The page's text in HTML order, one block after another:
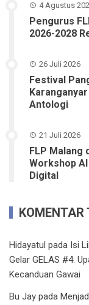
4 Agustus
Pengurus
2026-2028
26 Juli 2026
Festival
Antologi
21 Juli 2026
FLP Malang
Workshop
Digital
KOMENTAR
Hidayatul pada Isi
Gelar GELAS #4:
Kecanduan Gawai
Bu Jay pada